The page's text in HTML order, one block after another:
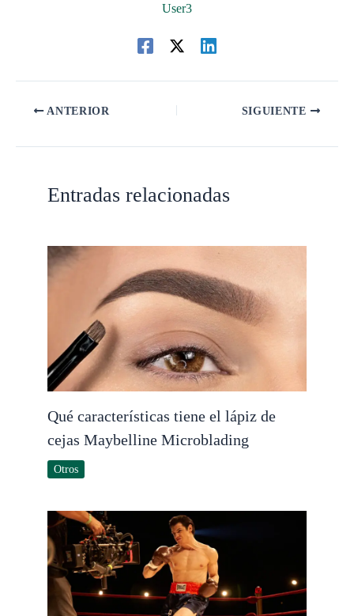
User3
ANTERIOR SIGUIENTE
Entradas relacionadas
Qué características tiene el lápiz de
cejas Maybelline Microblading
Otros